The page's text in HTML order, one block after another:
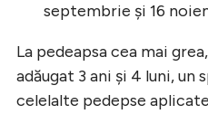
septembrie și 16
La pedeapsa cea mai
adăugat 3 ani și 4 luni, un
celelalte pedepse